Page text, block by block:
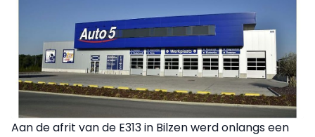
Aan de afrit van de E313 in Bilzen werd onlangs een